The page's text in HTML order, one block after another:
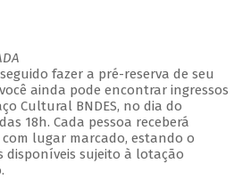
fazer a pré-reserva de seu
ainda pode encontrar ingressos
Cultural BNDES, no dia do
18h. Cada pessoa receberá
lugar marcado, estando o
disponíveis sujeito à lotação